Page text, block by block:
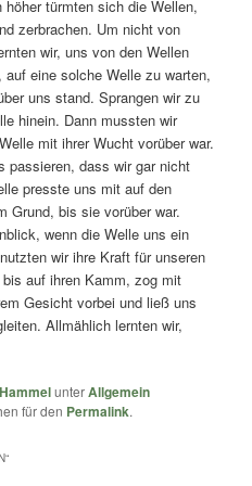
türmten sich die Wellen,
zerbrachen. Um nicht von
wir, uns von den Wellen
eine solche Welle zu warten,
uns stand. Sprangen wir zu
hinein. Dann mussten wir
mit ihrer Wucht vorüber war.
passieren, dass wir gar nicht
presste uns mit auf den
Grund, bis sie vorüber war.
wenn die Welle uns ein
wir ihre Kraft für unseren
auf ihren Kamm, zog mit
Gesicht vorbei und ließ uns
Allmählich lernten wir,
unterAllgemein
für den Permalink.
“